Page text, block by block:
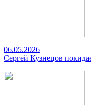
06.05.2026
Сергей Кузнецов